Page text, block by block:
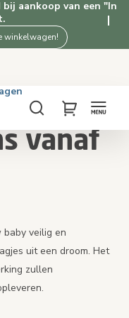
aankoop van een "In
winkelwagen!
nu!
Zoek
My Cart
vanaf
veilig en
uit een droom. Het
zullen